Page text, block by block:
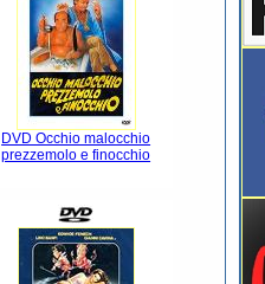
DVD Occhio malocchio
prezzemolo e finocchio